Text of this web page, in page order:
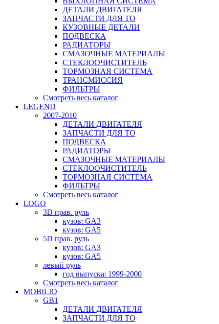
ДЕТАЛИ ДВИГАТЕЛЯ
ЗАПЧАСТИ ДЛЯ ТО
КУЗОВНЫЕ ДЕТАЛИ
ПОДВЕСКА
РАДИАТОРЫ
СМАЗОЧНЫЕ МАТЕРИАЛЫ
СТЕКЛООЧИСТИТЕЛЬ
ТОРМОЗНАЯ СИСТЕМА
ТРАНСМИССИЯ
ФИЛЬТРЫ
Смотреть весь каталог
LEGEND
2007-2010
ДЕТАЛИ ДВИГАТЕЛЯ
ЗАПЧАСТИ ДЛЯ ТО
ПОДВЕСКА
РАДИАТОРЫ
СМАЗОЧНЫЕ МАТЕРИАЛЫ
СТЕКЛООЧИСТИТЕЛЬ
ТОРМОЗНАЯ СИСТЕМА
ФИЛЬТРЫ
Смотреть весь каталог
LOGO
3D прав. руль
кузов: GA3
кузов: GA5
5D прав. руль
кузов: GA3
кузов: GA5
левый руль
год выпуска: 1999-2000
Смотреть весь каталог
MOBILIO
GB1
ДЕТАЛИ ДВИГАТЕЛЯ
ЗАПЧАСТИ ДЛЯ ТО